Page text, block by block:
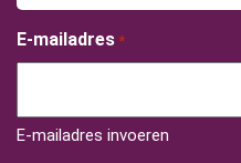
E-mailadres *
E-mailadres invoeren